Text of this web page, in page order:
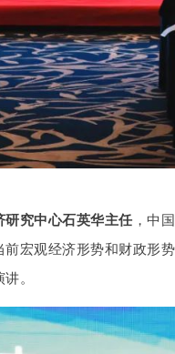
究中心石英华主任 ，中
宏观经济形势和财政形
。